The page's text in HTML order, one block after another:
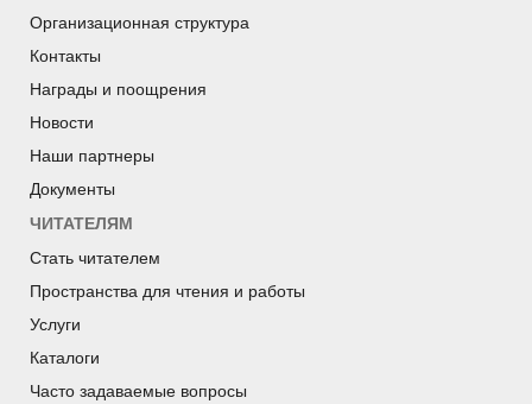
Организационная структура
Контакты
Награды и поощрения
Новости
Наши партнеры
Документы
ЧИТАТЕЛЯМ
Стать читателем
Пространства для чтения и работы
Услуги
Каталоги
Часто задаваемые вопросы